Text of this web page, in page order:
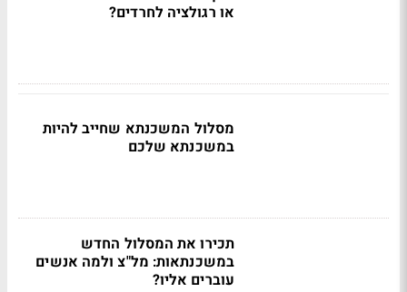
או רגולציה לחרדים?
מסלול המשכנתא שחייב להיות
במשכנתא שלכם
תכירו את המסלול החדש
במשכנתאות: מל"צ ולמה אנשים
עוברים אליו?